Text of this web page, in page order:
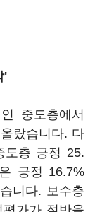
'
중도층에서
랐습니다. 다
도층 긍정 25.
긍정 16.7%
니다. 보수층